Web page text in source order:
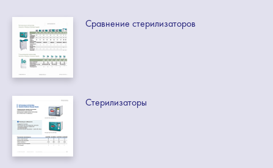
Сравнение стерилизаторов
Стерилизаторы